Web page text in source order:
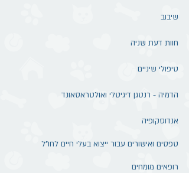
שיבוב
חוות דעת שניה
טיפולי שיניים
הדמיה - רנטגן דיגיטלי ואולטראסאונד
אנדוסקופיה
טפסים ואישורים עבור ייצוא בעלי חיים לחו"ל
רופאים מומחים